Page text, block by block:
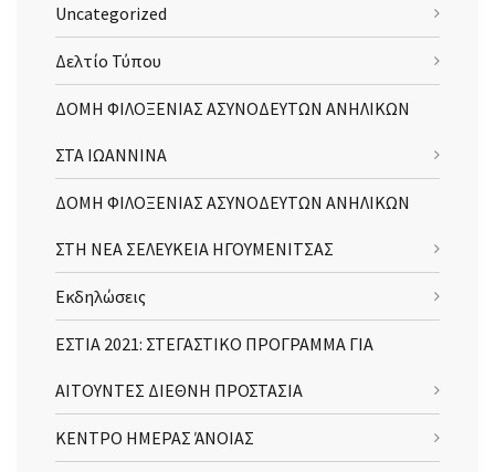
Uncategorized
Δελτίο Τύπου
ΔΟΜΗ ΦΙΛΟΞΕΝΙΑΣ ΑΣΥΝΟΔΕΥΤΩΝ ΑΝΗΛΙΚΩΝ
ΣΤΑ ΙΩΑΝΝΙΝΑ
ΔΟΜΗ ΦΙΛΟΞΕΝΙΑΣ ΑΣΥΝΟΔΕΥΤΩΝ ΑΝΗΛΙΚΩΝ
ΣΤΗ ΝΕΑ ΣΕΛΕΥΚΕΙΑ ΗΓΟΥΜΕΝΙΤΣΑΣ
Εκδηλώσεις
ΕΣΤΙΑ 2021: ΣΤΕΓΑΣΤΙΚΟ ΠΡΟΓΡΑΜΜΑ ΓΙΑ
ΑΙΤΟΥΝΤΕΣ ΔΙΕΘΝΗ ΠΡΟΣΤΑΣΙΑ
ΚΕΝΤΡΟ ΗΜΕΡΑΣ ΆΝΟΙΑΣ